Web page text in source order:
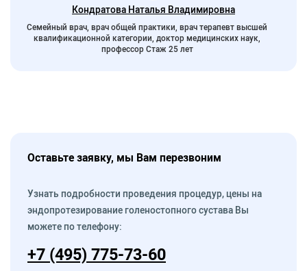
Кондратова Наталья Владимировна
Семейный врач, врач общей практики, врач терапевт высшей
квалификационной категории, доктор медицинских наук,
профессор Стаж 25 лет
Оставьте заявку, мы Вам перезвоним
Узнать подробности проведения процедур, цены на
эндопротезирование голеностопного сустава Вы
можете по телефону:
+7 (495) 775-73-60